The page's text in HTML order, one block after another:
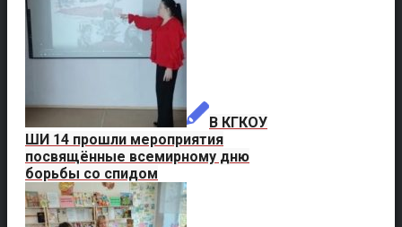
В КГКОУ
ШИ 14 прошли мероприятия
посвящённые всемирному дню
борьбы со спидом